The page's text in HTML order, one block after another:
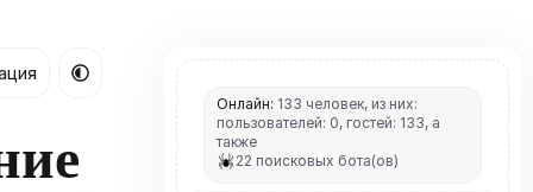
Онлайн: 133 человек, из них:
пользователей: 0, гостей: 133, а
также
22 поисковых бота(ов)